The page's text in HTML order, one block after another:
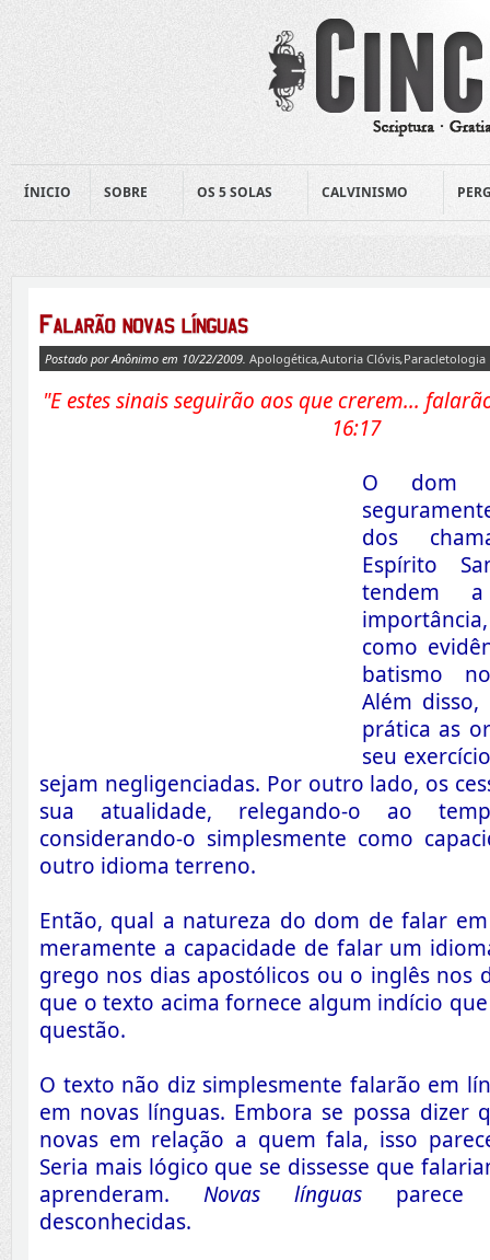
ÍNICIO SOBRE OS 5 SOLAS CALVINISMO
Postado por Anônimo em 10/22/2009. Apologética,Autoria Clóvis,Paracletologia
"E estes sinais seguirão aos que crerem...
16:17
O dom
dos
Espírito
tendem
como
batismo
Além
prática as
seu
sejam negligenciadas. Por outro lado, os
sua atualidade, relegando-o ao
considerando-o simplesmente como
outro idioma terreno.
Então, qual a natureza do dom de falar em
meramente a capacidade de falar um
grego nos dias apostólicos ou o inglês nos
que o texto acima fornece algum indício
questão.
O texto não diz simplesmente falarão em
em novas línguas. Embora se possa dizer
novas em relação a quem fala, isso
Seria mais lógico que se dissesse que
aprenderam. Novas línguas parece
desconhecidas.